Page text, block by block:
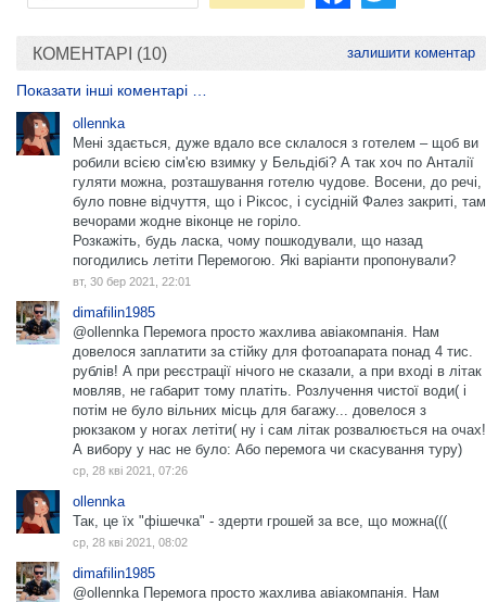
КОМЕНТАРІ (10) залишити коментар
Показати інші коментарі …
ollennka
Мені здається, дуже вдало все склалося з готелем – щоб ви
робили всією сім'єю взимку у Бельдібі? А так хоч по Анталії
гуляти можна, розташування готелю чудове. Восени, до речі,
було повне відчуття, що і Ріксос, і сусідній Фалез закриті, там
вечорами жодне віконце не горіло.
Розкажіть, будь ласка, чому пошкодували, що назад
погодились летіти Перемогою. Які варіанти пропонували?
вт, 30 бер 2021, 22:01
dimafilin1985
@ollennka Перемога просто жахлива авіакомпанія. Нам
довелося заплатити за стійку для фотоапарата понад 4 тис.
рублів! А при реєстрації нічого не сказали, а при вході в літак
мовляв, не габарит тому платіть. Розлучення чистої води( і
потім не було вільних місць для багажу... довелося з
рюкзаком у ногах летіти( ну і сам літак розвалюється на очах!
А вибору у нас не було: Або перемога чи скасування туру)
ср, 28 кві 2021, 07:26
ollennka
Так, це їх "фішечка" - здерти грошей за все, що можна(((
ср, 28 кві 2021, 08:02
dimafilin1985
@ollennka Перемога просто жахлива авіакомпанія. Нам